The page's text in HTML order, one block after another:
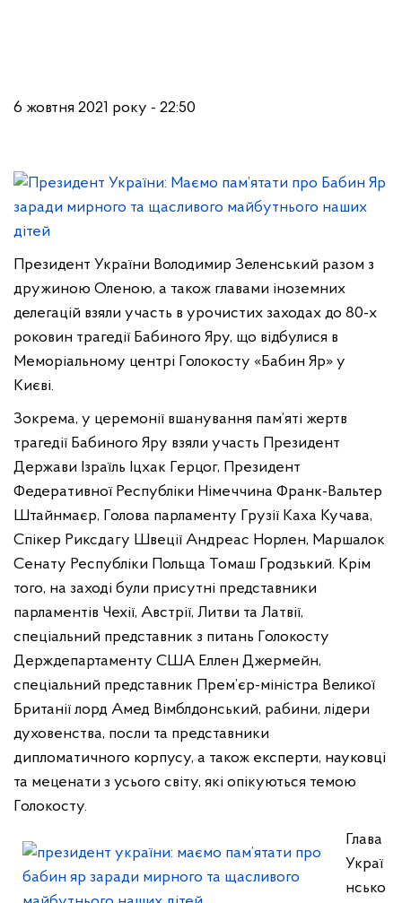
6 жовтня 2021 року - 22:50
Президент України Володимир Зеленський разом з
дружиною Оленою, а також главами іноземних
делегацій взяли участь в урочистих заходах до 80-х
роковин трагедії Бабиного Яру, що відбулися в
Меморіальному центрі Голокосту «Бабин Яр» у
Києві.
Зокрема, у церемонії вшанування пам’яті жертв
трагедії Бабиного Яру взяли участь Президент
Держави Ізраїль Іцхак Герцог, Президент
Федеративної Республіки Німеччина Франк-Вальтер
Штайнмаєр, Голова парламенту Грузії Каха Кучава,
Спікер Риксдагу Швеції Андреас Норлен, Маршалок
Сенату Республіки Польща Томаш Гродзький. Крім
того, на заході були присутні представники
парламентів Чехії, Австрії, Литви та Латвії,
спеціальний представник з питань Голокосту
Держдепартаменту США Еллен Джермейн,
спеціальний представник Прем’єр-міністра Великої
Британії лорд Амед Вімблдонський, рабини, лідери
духовенства, посли та представники
дипломатичного корпусу, а також експерти, науковці
та меценати з усього світу, які опікуються темою
Голокосту.
Глава
Украї
нсько